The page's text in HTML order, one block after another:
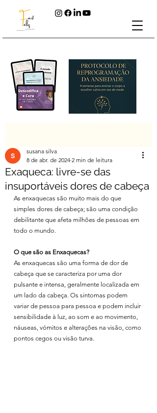
Exaqueca: livre-se das
insuportáveis dores de cabeça
susana silva
8 de abr. de 2024 2 min de leitura
As enxaquecas são muito mais do que
simples dores de cabeça; são uma condição
debilitante que afeta milhões de pessoas em
todo o mundo.
O que são as Enxaquecas?
As enxaquecas são uma forma de dor de
cabeça que se caracteriza por uma dor
pulsante e intensa, geralmente localizada em
um lado da cabeça. Os sintomas podem
variar de pessoa para pessoa e podem incluir
sensibilidade à luz, ao som e ao movimento,
náuseas, vómitos e alterações na visão, como
pontos cegos ou visão turva.